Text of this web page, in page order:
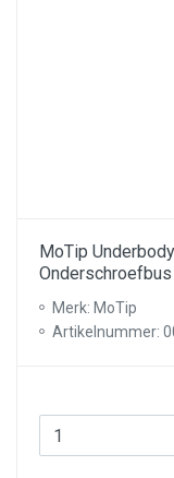
MoTip
Merk: MoTip
Artikelnummer: